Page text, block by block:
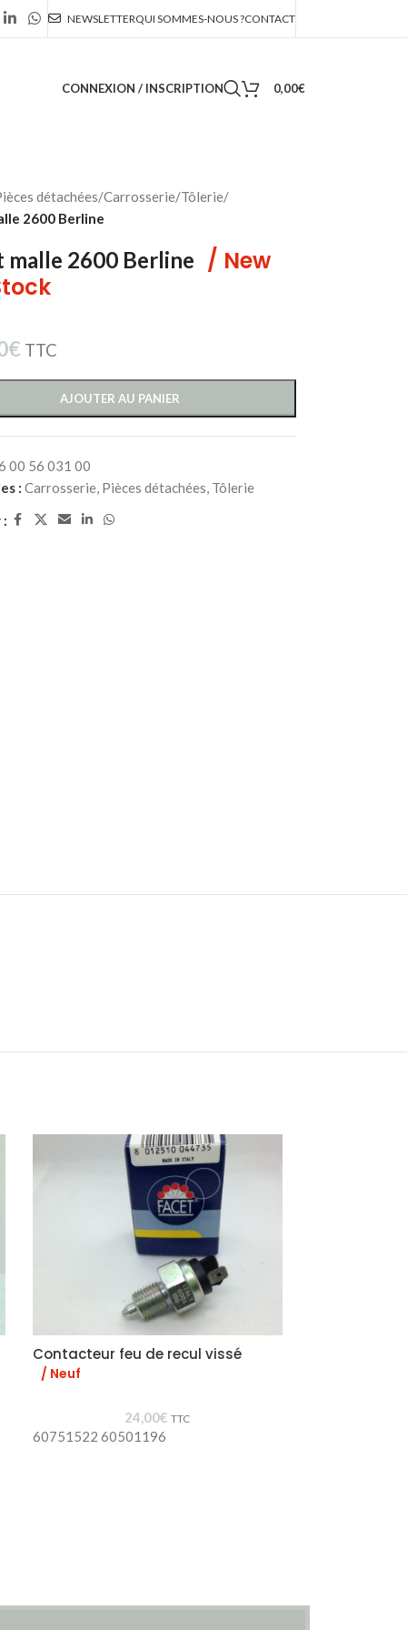
NEWSLETTERQUI SOMMES-NOUS ?CONTACT
CONNEXION / INSCRIPTION 0,00€
détachées/Carrosserie/Tôlerie/
2600 Berline
malle 2600 Berline / New
€ TTC
AJOUTER AU PANIER
00 56 031 00
: Carrosserie, Pièces détachées, Tôlerie
Contacteur feu de recul vissé
/ Neuf
24,00€ TTC
60751522 60501196